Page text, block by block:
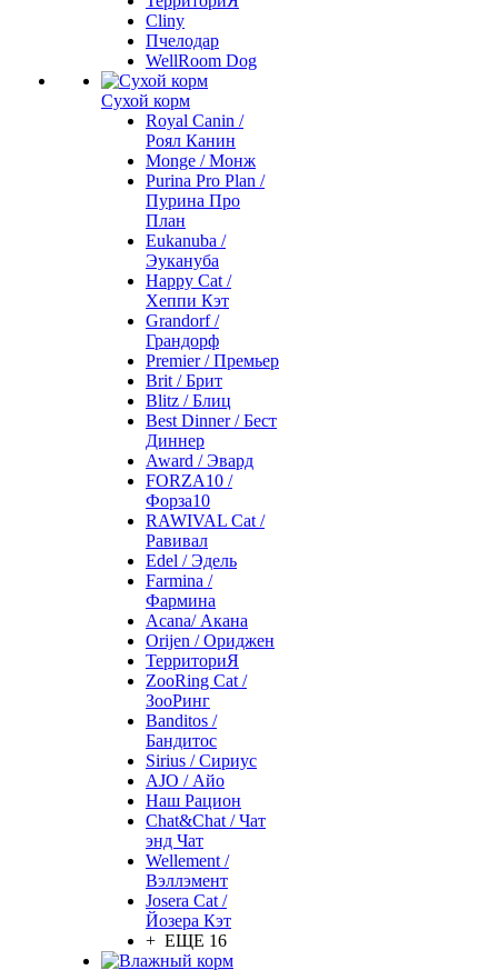
Cliny
Пчелодар
WellRoom Dog
Сухой корм
Royal Canin /
Роял Канин
Monge / Монж
Purina Pro Plan /
Пурина Про
План
Eukanuba /
Эукануба
Happy Cat /
Хеппи Кэт
Grandorf /
Грандорф
Premier / Премьер
Brit / Брит
Blitz / Блиц
Best Dinner / Бест
Диннер
Award / Эвард
FORZA10 /
Форза10
RAWIVAL Cat /
Равивал
Edel / Эдель
Farmina /
Фармина
Acana/ Акана
Orijen / Ориджен
ТерриториЯ
ZooRing Cat /
ЗооРинг
Banditos /
Бандитос
Sirius / Сириус
AJO / Айо
Наш Рацион
Chat&Chat / Чат
энд Чат
Wellement /
Вэллэмент
Josera Cat /
Йозера Кэт
+ ЕЩЕ 16